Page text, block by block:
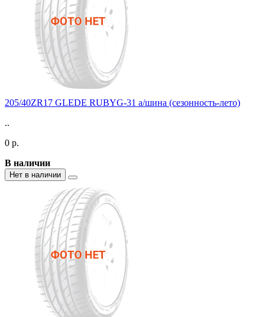
205/40ZR17 GLEDE RUBYG-31 а/шина (сезонность-лето)
..
0 р.
В наличии
Нет в наличии